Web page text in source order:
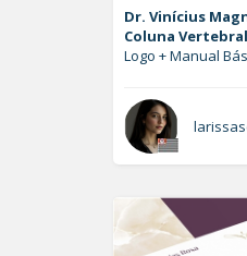
Dr. Vinícius
Coluna Vertebral
Logo + Manual